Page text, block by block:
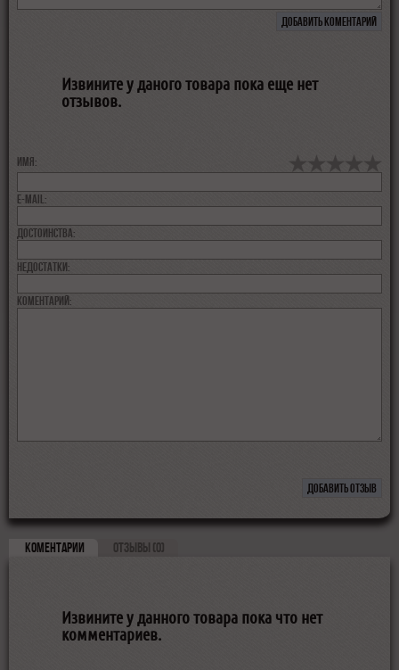
Извините у даного товара пока еще нет
отзывов.
Имя:
E-MAIL:
Достоинства:
недостатки:
коментарий:
КОМЕНТАРИИ ОТЗЫВЫ (0)
Извините у данного товара пока что нет
комментариев.